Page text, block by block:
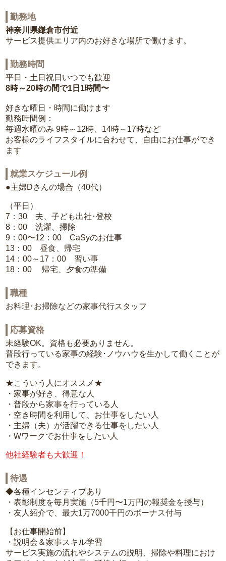
勤務地
神奈川県鎌倉市付近
サービス提供エリア内のお好きな場所で働けます。
勤務時間
平日・土日祝日いつでも歓迎
8時～20時の間で1日1時間〜
好きな曜日・時間に働けます
勤務時間例：
毎週水曜のみ 9時～12時、14時～17時など
お客様のライフスタイルに合わせて、自由にお仕事ができ
ます
就業スケジュール例
●主婦Dさんの場合（40代）
（平日）
7：30 夫、子ども出社･登校
8：00 洗濯、掃除
9：00〜12：00 CaSyのお仕事
13：00 昼食、帰宅
14：00～17：00 習い事
18：00 帰宅、夕食の準備
職種
お料理･お掃除などの家事代行スタッフ
応募資格
未経験OK。資格も必要ありません。
普段行っている家事の経験･ノウハウを生かして働くことが
できます。
★こういう人にオススメ★
・家事が好き、得意な人
・普段から家事を行っている人
・空き時間を利用して、お仕事をしたい人
・主婦（夫）が活躍できる仕事をしたい人
・Wワークでお仕事をしたい人
他社経験者も大歓迎！
待遇
◆各種インセンティブあり
・表彰制度を毎月実施（5千円〜1万円の報奨金を授与）
・友人紹介で、最大1万7000千円のボーナス付与
【お仕事開始前】
・説明会＆家事スキル学習
サービス実施の流れやシステムの説明、掃除や料理におけ